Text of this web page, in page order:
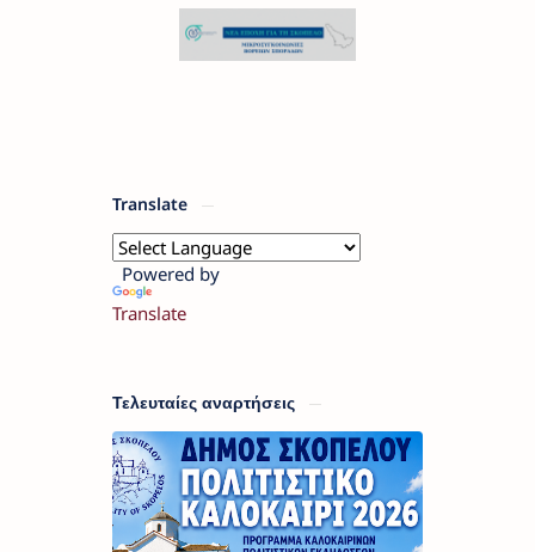
Translate
Powered by
Translate
Τελευταίες αναρτήσεις